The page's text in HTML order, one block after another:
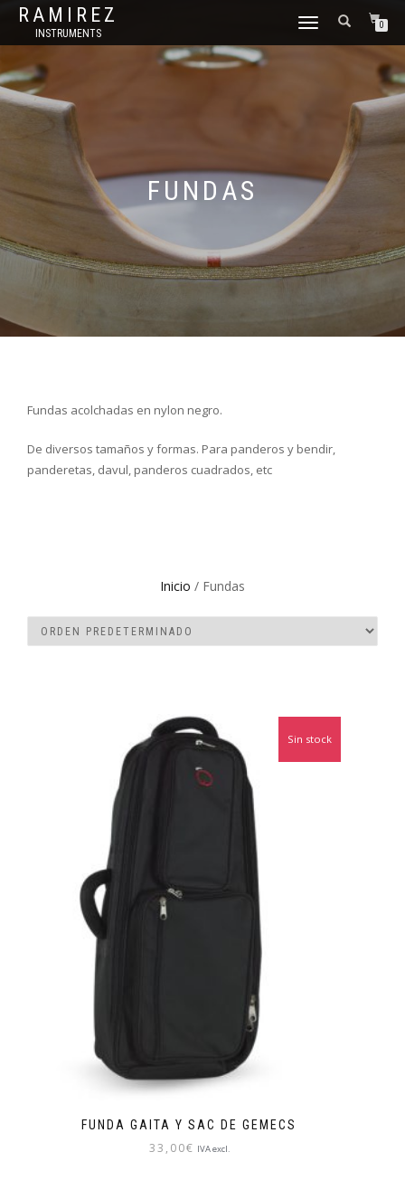
RAMIREZ
INSTRUMENTS
CAMBIAR
0
FUNDAS
Fundas acolchadas en nylon negro.
De diversos tamaños y formas. Para panderos y bendir,
panderetas, davul, panderos cuadrados, etc
Inicio / Fundas
FUNDA GAITA Y SAC DE GEMECS
33,00€ IVA excl.
Sin stock